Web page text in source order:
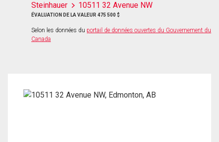
Steinhauer
10511 32 Avenue NW
ÉVALUATION DE LA VALEUR 475 500 $
Selon les données du portail de données ouvertes du Gouvernement du
Canada